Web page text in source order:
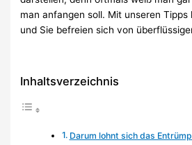
man anfangen soll. Mit unseren Tipps
und Sie befreien sich von
Inhaltsverzeichnis
Darum lohnt sich das